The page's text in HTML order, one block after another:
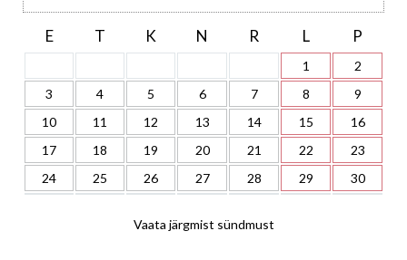
E T K N R L P
1
2
3
4 5 6 7 8
9
10
11 12 13 14 15
16
17
18 19 20 21 22
23
24
25 26 27 28 29 30
Vaata järgmist sündmust